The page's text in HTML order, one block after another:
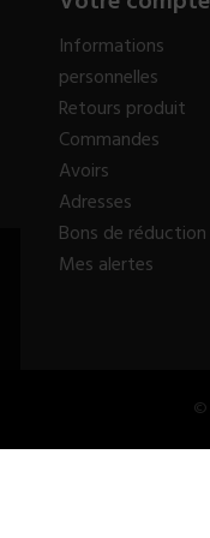
Informations
personnelles
Retours produit
Commandes
Avoirs
Adresses
Bons de réduction
Mes alertes
©